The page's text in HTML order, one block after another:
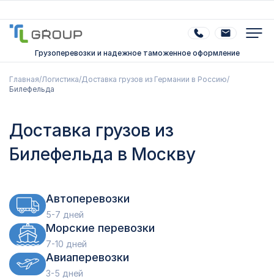
Грузоперевозки и надежное таможенное оформление
Главная/Логистика/Доставка грузов из Германии в Россию/
Билефельда
Доставка грузов из
Билефельда в Москву
Автоперевозки
5-7 дней
Морские перевозки
7-10 дней
Авиаперевозки
3-5 дней